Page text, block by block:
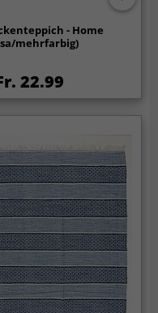
- Home
mehrfarbig)
22.99